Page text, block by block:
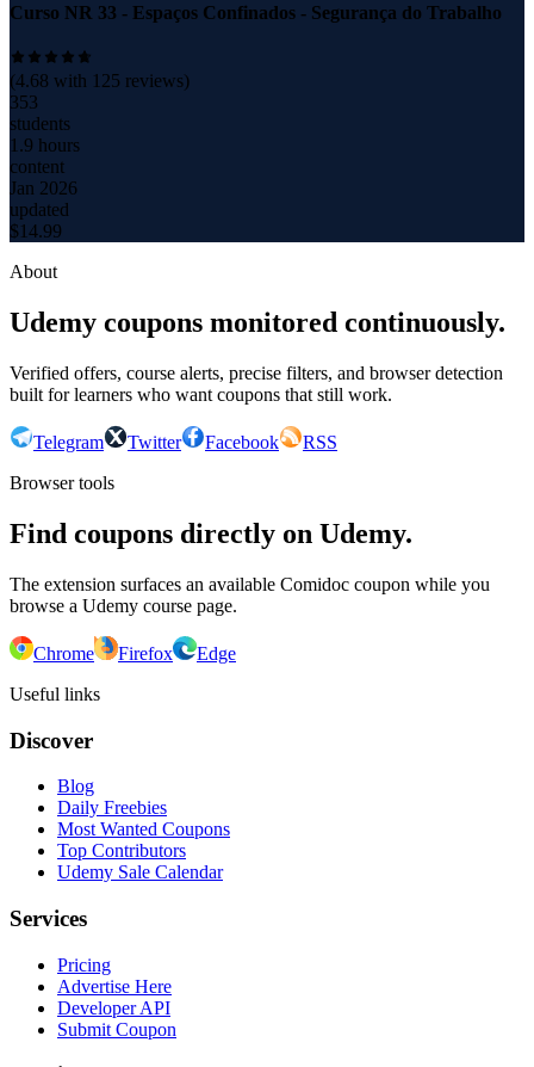
Curso NR 33 - Espaços Confinados - Segurança do Trabalho
(4.68 with 125 reviews)
353
students
1.9 hours
content
Jan 2026
updated
$14.99
About
Udemy coupons monitored continuously.
Verified offers, course alerts, precise filters, and browser detection
built for learners who want coupons that still work.
Telegram Twitter Facebook
RSS
Browser tools
Find coupons directly on Udemy.
The extension surfaces an available Comidoc coupon while you
browse a Udemy course page.
Chrome Firefox
Edge
Useful links
Discover
Blog
Daily Freebies
Most Wanted Coupons
Top Contributors
Udemy Sale Calendar
Services
Pricing
Advertise Here
Developer API
Submit Coupon